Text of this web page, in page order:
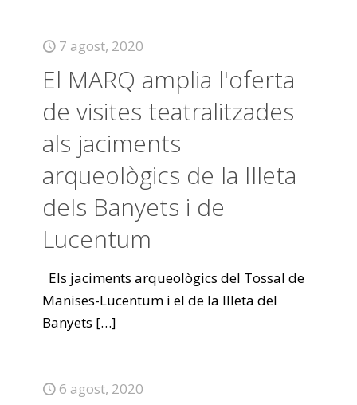
7 agost, 2020
El MARQ amplia l'oferta
de visites teatralitzades
als jaciments
arqueològics de la Illeta
dels Banyets i de
Lucentum
Els jaciments arqueològics del Tossal de
Manises-Lucentum i el de la Illeta del
Banyets […]
6 agost, 2020